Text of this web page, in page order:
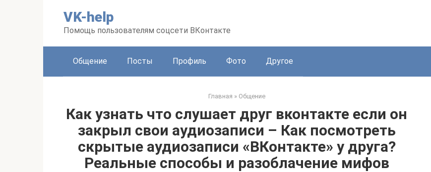
VK-help
Помощь пользователям соцсети ВКонтакте
Общение Посты Профиль Фото Другое
Главная » Общение
Как узнать что слушает друг вконтакте если он
закрыл свои аудиозаписи – Как посмотреть
скрытые аудиозаписи «ВКонтакте» у друга?
Реальные способы и разоблачение мифов